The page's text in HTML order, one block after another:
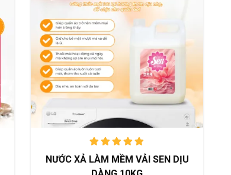
Được xếp
hạng5.00
trên 5
NƯỚC XẢ LÀM MỀM VẢI SEN DỊU